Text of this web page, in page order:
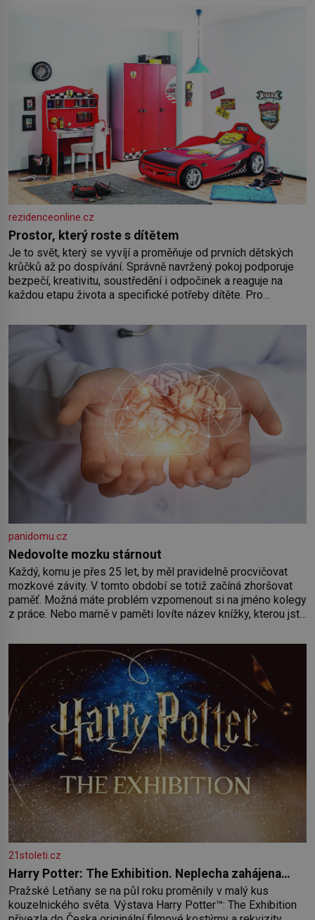
rezidenceonline.cz
Prostor, který roste s dítětem
Je to svět, který se vyvíjí a proměňuje od prvních dětských
krůčků až po dospívání. Správně navržený pokoj podporuje
bezpečí, kreativitu, soustředění i odpočinek a reaguje na
každou etapu života a specifické potřeby dítěte. Pro
by pokoj miminka měl působit především klidně a útulně.
Předškolní věk je
panidomu.cz
Nedovolte mozku stárnout
Každý, komu je přes 25 let, by měl pravidelně procvičovat
mozkové závity. V tomto období se totiž začíná zhoršovat
paměť. Možná máte problém vzpomenout si na jméno kolegy
z práce. Nebo marně v paměti lovíte název knížky, kterou jste
paměť rozhodla stávkovat. Cvičte
21stoleti.cz
Harry Potter: The Exhibition. Neplecha zahájena…
Pražské Letňany se na půl roku proměnily v malý kus
kouzelnického světa. Výstava Harry Potter™: The Exhibition